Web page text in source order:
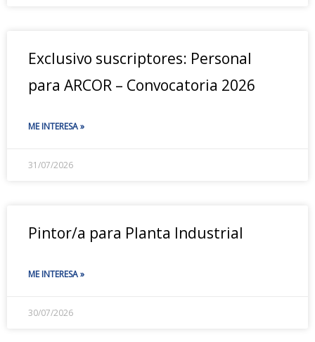
Exclusivo suscriptores: Personal
para ARCOR – Convocatoria 2026
ME INTERESA »
31/07/2026
Pintor/a para Planta Industrial
ME INTERESA »
30/07/2026